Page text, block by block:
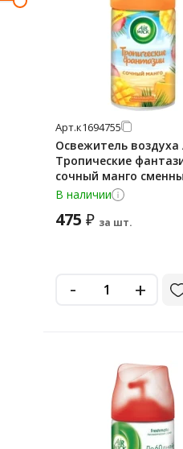
Арт.к1694755
Освежитель воздуха
Тропические
сочный манго
250мл
В наличии
475 ₽ за шт.
- +